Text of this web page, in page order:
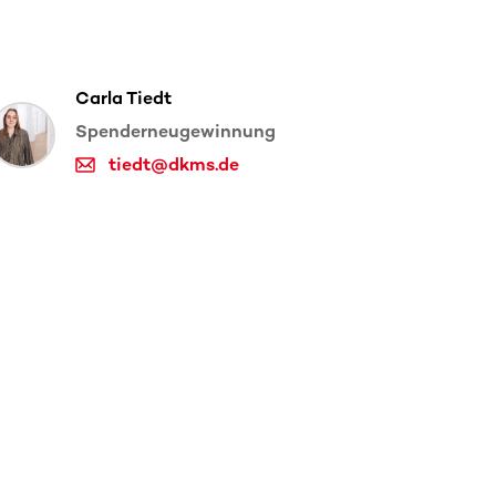
Carla Tiedt
Spenderneugewinnung
tiedt@dkms.de